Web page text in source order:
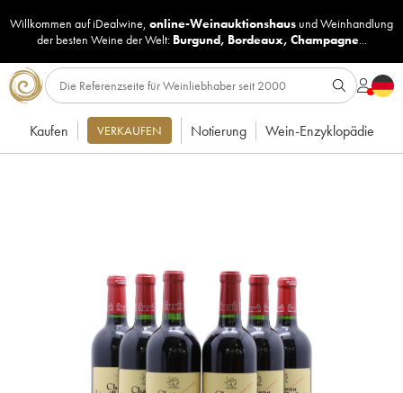
Willkommen auf iDealwine, online-Weinauktionshaus undWeinhandlung
der besten Weine der Welt: Burgund, Bordeaux, Champagne...
Kaufen VERKAUFEN Notierung Wein-Enzyklopädie